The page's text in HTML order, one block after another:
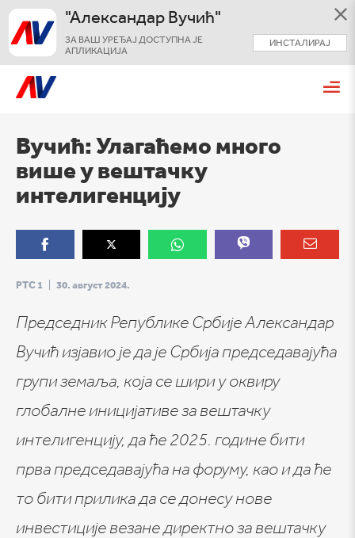
"Александар Вучић"
ИНСТАЛИРАЈ
ЗА ВАШ УРЕЂАЈ ДОСТУПНА ЈЕ
АПЛИКАЦИЈА
Вучић: Улагаћемо много
више у вештачку
интелигенцију
РТС 1 30. август 2024.
Председник Републике Србије Александар
Вучић изјавио је да је Србија председавајућа
групи земаља, која се шири у оквиру
глобалне иницијативе за вештачку
интелигенцију, да ће 2025. године бити
прва председавајућа на форуму, као и да ће
то бити прилика да се донесу нове
инвестиције везане директно за вештачку